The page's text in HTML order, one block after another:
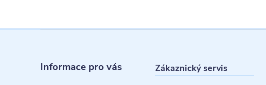
Informace pro vás Zákaznický servis